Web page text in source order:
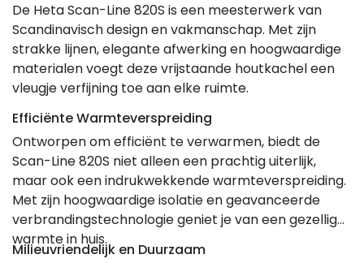
De Heta Scan-Line 820S is een meesterwerk van
Scandinavisch design en vakmanschap. Met zijn
strakke lijnen, elegante afwerking en hoogwaardige
materialen voegt deze vrijstaande houtkachel een
vleugje verfijning toe aan elke ruimte.
Efficiënte Warmteverspreiding
Ontworpen om efficiënt te verwarmen, biedt de
Scan-Line 820S niet alleen een prachtig uiterlijk,
maar ook een indrukwekkende warmteverspreiding.
Met zijn hoogwaardige isolatie en geavanceerde
verbrandingstechnologie geniet je van een gezellige
warmte in huis.
Milieuvriendelijk en Duurzaam